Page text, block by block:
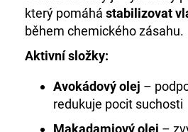
který pomáhá stabilizovat
během chemického zásahu.
Aktivní složky:
Avokádový olej –
redukuje pocit suchosti
Makadamiový olej –